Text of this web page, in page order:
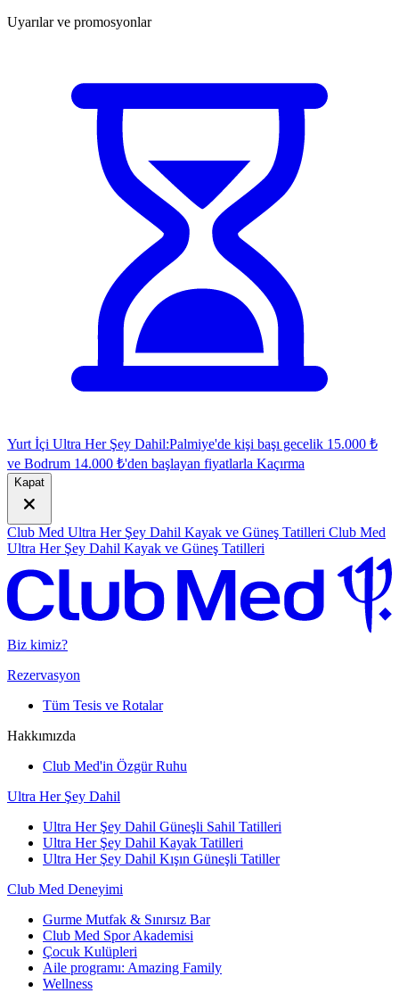
Uyarılar ve promosyonlar
Yurt İçi Ultra Her Şey Dahil:Palmiye'de kişi başı gecelik 15.000 ₺
ve Bodrum 14.000 ₺'den başlayan fiyatlarla Kaçırma
Kapat
Club Med Ultra Her Şey Dahil Kayak ve Güneş Tatilleri Club Med
Ultra Her Şey Dahil Kayak ve Güneş Tatilleri
Biz kimiz?
Rezervasyon
Tüm Tesis ve Rotalar
Hakkımızda
Club Med'in Özgür Ruhu
Ultra Her Şey Dahil
Ultra Her Şey Dahil Güneşli Sahil Tatilleri
Ultra Her Şey Dahil Kayak Tatilleri
Ultra Her Şey Dahil Kışın Güneşli Tatiller
Club Med Deneyimi
Gurme Mutfak & Sınırsız Bar
Club Med Spor Akademisi
Çocuk Kulüpleri
Aile programı: Amazing Family
Wellness